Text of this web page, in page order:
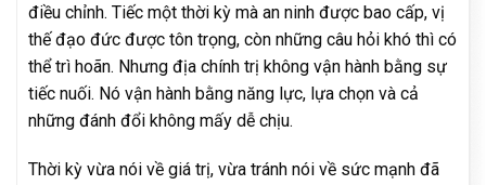
điều chỉnh. Tiếc một thời kỳ mà an ninh được bao cấp, vị
thế đạo đức được tôn trọng, còn những câu hỏi khó thì có
thể trì hoãn. Nhưng địa chính trị không vận hành bằng sự
tiếc nuối. Nó vận hành bằng năng lực, lựa chọn và cả
những đánh đổi không mấy dễ chịu.
Thời kỳ vừa nói về giá trị, vừa tránh nói về sức mạnh đã